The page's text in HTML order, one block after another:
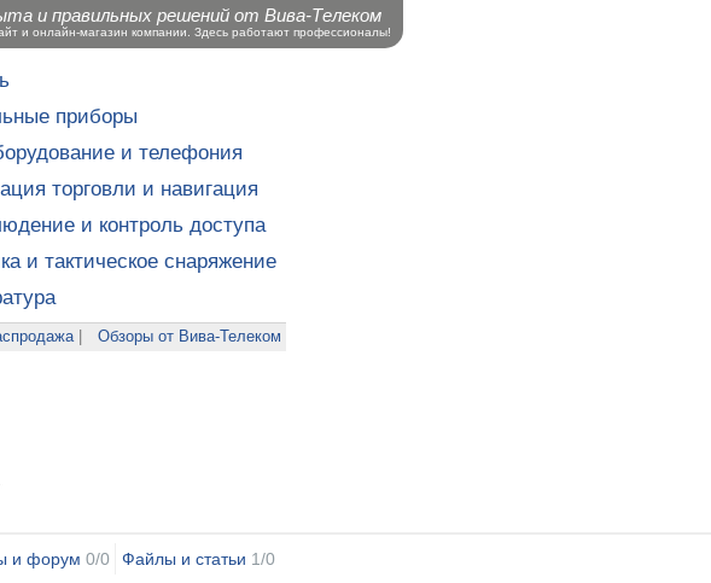
приборы
и телефония
торговли и навигация
и контроль доступа
и тактическое снаряжение
| Обзоры от Вива-Телеком
и форум 0/0 Файлы и статьи 1/0
и правильных решений от Вива-Телеком
и онлайн-магазин компании. Здесь работают профессионалы!